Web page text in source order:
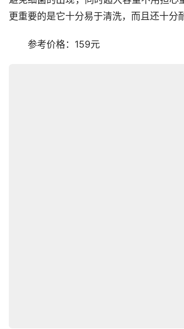
更重要的是它十分易于清洗，而且还十分
参考价格：159元